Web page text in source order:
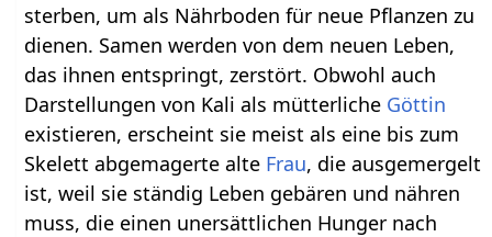
sterben, um als Nährboden für neue Pflanzen zu
dienen. Samen werden von dem neuen Leben,
das ihnen entspringt, zerstört. Obwohl auch
Darstellungen von Kali als mütterliche Göttin
existieren, erscheint sie meist als eine bis zum
Skelett abgemagerte alte Frau, die ausgemergelt
ist, weil sie ständig Leben gebären und nähren
muss, die einen unersättlichen Hunger nach